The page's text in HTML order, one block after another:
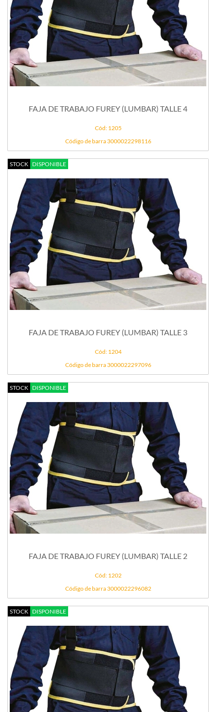
FAJA DE TRABAJO FUREY (LUMBAR) TALLE 4
Cód: 1205
Código de barra 3000022298116
STOCK DISPONIBLE
FAJA DE TRABAJO FUREY (LUMBAR) TALLE 3
Cód: 1204
Código de barra 3000022297096
STOCK DISPONIBLE
FAJA DE TRABAJO FUREY (LUMBAR) TALLE 2
Cód: 1202
Código de barra 3000022296082
STOCK DISPONIBLE